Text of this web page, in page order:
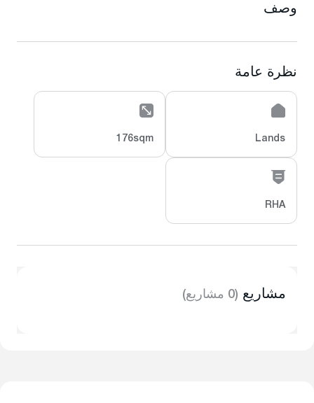
وصف
نظرة عامة
Lands
176sqm
RHA
مشاريع (0 مشاريع)